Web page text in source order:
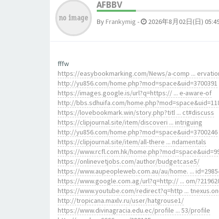
AFBBV
By Frankymig - 2026年8月02日(日)
fffw
https://easybookmarking.com/News/a-comp ...
http://yu856.com/home.php?mod=space&uid=3700391
https://images.google.is/url?q=https:// ... e-aware-of
http://bbs.sdhuifa.com/
https://lovebookmark.win/story.php?titl ... ct#discuss
https://clipjournal.site/item/discoveri ... intriguing
http://yu856.com/home.php?mod=space&uid=3700246
https://clipjournal.site/item/all-there ... ndamentals
https://www.rcfl.com.hk/
https://onlinevetjobs.com/author/budgetcase5/
https://www.aupeopleweb.com.au/au/home. ...
https://www.google.com.ag/url?q=http:// ... om/
https://www.youtube.com/redirect?q=http ...
http://tropicana.maxlv.ru/user/hatgrouse1/
https://www.divinagracia.edu.ec/profile ... 53/profile